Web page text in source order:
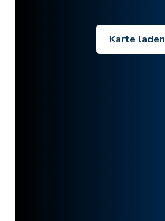
Karte laden